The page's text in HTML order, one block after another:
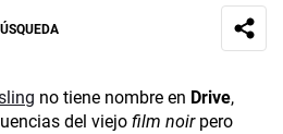
no tiene nombre en Drive,
del viejo film noirpero